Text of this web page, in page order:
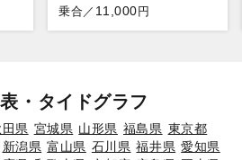
乗合／ 11,000円
・タイドグラフ
県 宮城県 山形県 福島県 東京都
新潟県 富山県 石川県 福井県 愛知県